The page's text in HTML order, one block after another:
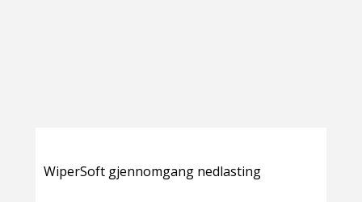
WiperSoft gjennomgang nedlasting